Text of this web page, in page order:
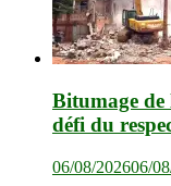
Bitumage de
défi du
06/08/202606/